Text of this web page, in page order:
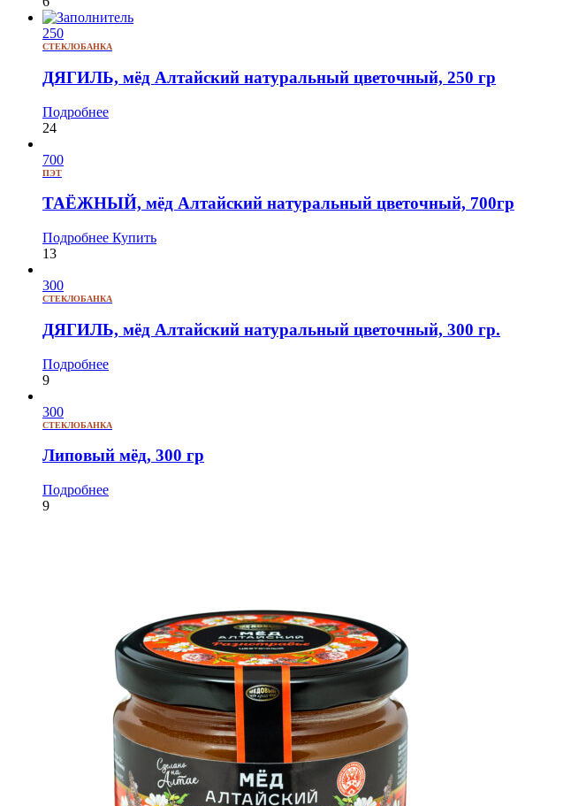
250
СТЕКЛОБАНКА
ДЯГИЛЬ, мёд Алтайский натуральный цветочный, 250 гр
Подробнее
24
700
ПЭТ
ТАЁЖНЫЙ, мёд Алтайский натуральный цветочный, 700гр
Подробнее Купить
13
300
СТЕКЛОБАНКА
ДЯГИЛЬ, мёд Алтайский натуральный цветочный, 300 гр.
Подробнее
9
300
СТЕКЛОБАНКА
Липовый мёд, 300 гр
Подробнее
9